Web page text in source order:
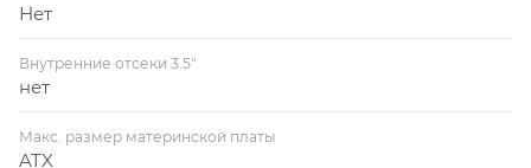
Нет
Внутренние отсеки 3.5"
нет
Макс. размер материнской платы
ATX